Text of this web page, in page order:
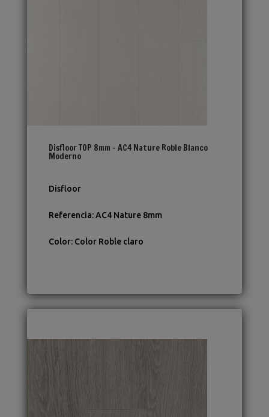
Disfloor TOP 8mm – AC4 Nature Roble Blanco
Moderno
Disfloor
Referencia:AC4 Nature 8mm
Color: Color Roble claro